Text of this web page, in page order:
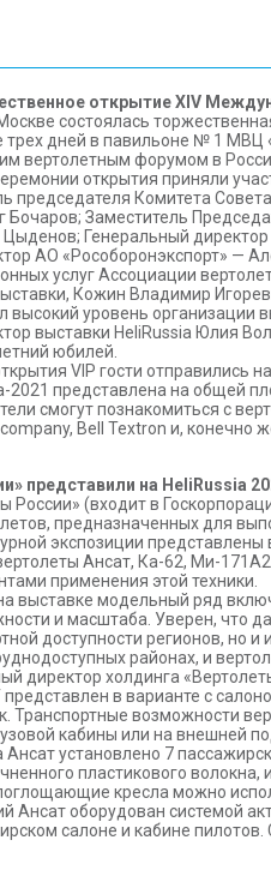
открытие XIV
состоялась
трех дней в павильоне № 1 МВЦ
вертолетным форумом в
открытия приняли
председателя Комитета
Бочаров; Заместитель
Генеральный
АО «Рособоронэкспорт» —
услуг Ассоциации
Кожин Владимир
уровень организации
выставки HeliRussia Юлия
юбилей.
VIP гости отправились
2021 представлена на общей
смогут познакомиться с
Bell Textron и, конечно
представили на HeliRussia
России» (входит в
предназначенных для
экспозиции
Ансат, Ка-62, Ми-
применения этой техники.
выставке модельный ряд
и масштаба. Уверен, что
доступности регионов, но
районах, и
директор холдинга
в варианте с
Транспортные возможности
кабины или на внешней
Ансат установлено 7
пластикового
кресла можно
Ансат оборудован системой
салоне и кабине